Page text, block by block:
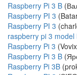
Raspberry Pi 3 B
Raspberry PI 3
Raspberry PI 3
raspberry pi 3 model
Raspberry Pi 3
Raspberry Pi 3 B
Raspberry Pi 3B